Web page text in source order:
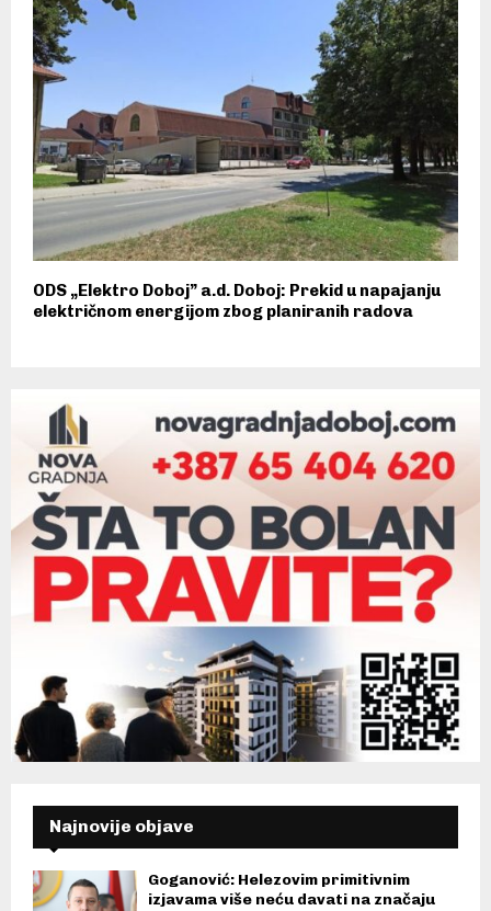
ODS „Elektro Doboj” a.d. Doboj: Prekid u napajanju
električnom energijom zbog planiranih radova
Najnovije objave
Goganović: Helezovim primitivnim
izjavama više neću davati na značaju